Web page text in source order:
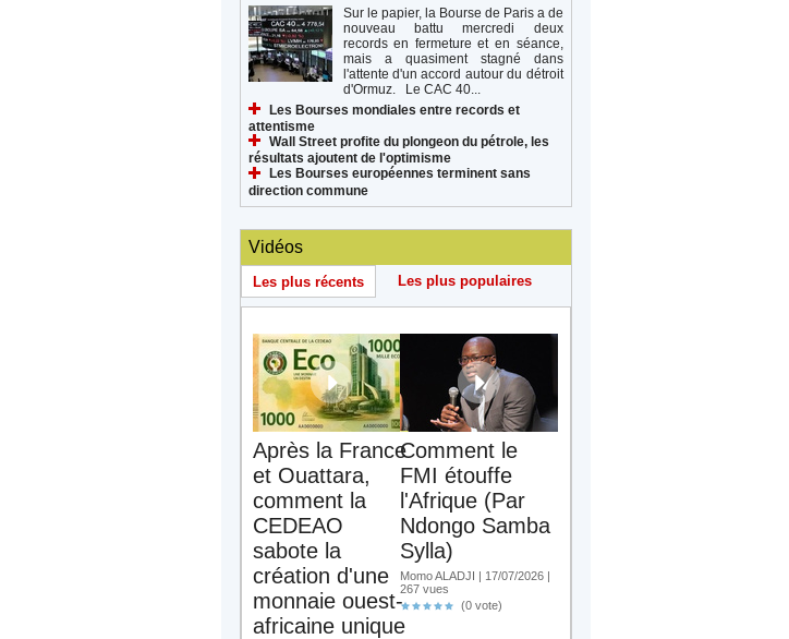
Sur le papier, la Bourse de Paris a de
nouveau battu mercredi deux
records en fermeture et en séance,
mais a quasiment stagné dans
l'attente d'un accord autour du détroit
d'Ormuz. Le CAC 40...
Les Bourses mondiales entre records et
attentisme
Wall Street profite du plongeon du pétrole, les
résultats ajoutent de l'optimisme
Les Bourses européennes terminent sans
direction commune
Vidéos
Les plus récents Les plus populaires
Après la France
et Ouattara,
comment la
CEDEAO
sabote la
création d'une
monnaie ouest-
africaine unique
Comment le
FMI étouffe
l'Afrique (Par
Ndongo Samba
Sylla)
Momo ALADJI | 17/07/2026 |
267 vues
(0 vote)